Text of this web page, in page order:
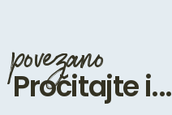
povezano
Pročitajte i...